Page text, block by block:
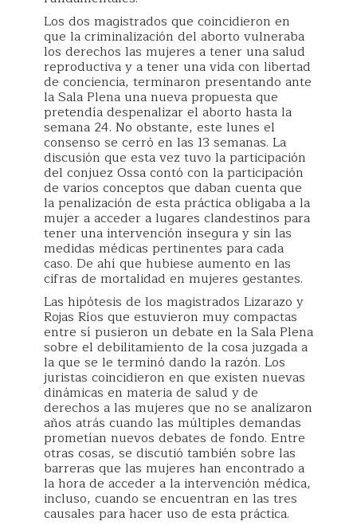
Los dos magistrados que coincidieron en
que la criminalización del aborto vulneraba
los derechos las mujeres a tener una salud
reproductiva y a tener una vida con libertad
de conciencia, terminaron presentando ante
la Sala Plena una nueva propuesta que
pretendía despenalizar el aborto hasta la
semana 24. No obstante, este lunes el
consenso se cerró en las 13 semanas. La
discusión que esta vez tuvo la participación
del conjuez Ossa contó con la participación
de varios conceptos que daban cuenta que
la penalización de esta práctica obligaba a la
mujer a acceder a lugares clandestinos para
tener una intervención insegura y sin las
medidas médicas pertinentes para cada
caso. De ahí que hubiese aumento en las
cifras de mortalidad en mujeres gestantes.
Las hipótesis de los magistrados Lizarazo y
Rojas Ríos que estuvieron muy compactas
entre sí pusieron un debate en la Sala Plena
sobre el debilitamiento de la cosa juzgada a
la que se le terminó dando la razón. Los
juristas coincidieron en que existen nuevas
dinámicas en materia de salud y de
derechos a las mujeres que no se analizaron
años atrás cuando las múltiples demandas
prometían nuevos debates de fondo. Entre
otras cosas, se discutió también sobre las
barreras que las mujeres han encontrado a
la hora de acceder a la intervención médica,
incluso, cuando se encuentran en las tres
causales para hacer uso de esta práctica.